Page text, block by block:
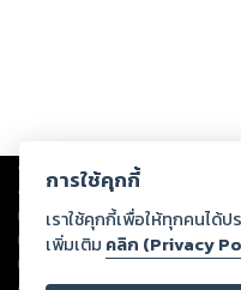
Copyright © 2026
ต่อผลงานหรือเนื้อหาใดที่อัปโหลดผ่
ทรัพย์สินทางปัญญาของบุคคลอื่นห
ทุกท่านโปรดใช้วิจารณญาณในการ
หนึ่งส่วนใดขัดต่อกฎหมายและศีลธ
การใช้คุกกี้
เราใช้คุกกี้เพื่อให้ทุกคนได้
เพิ่มเติม คลิก (Privacy